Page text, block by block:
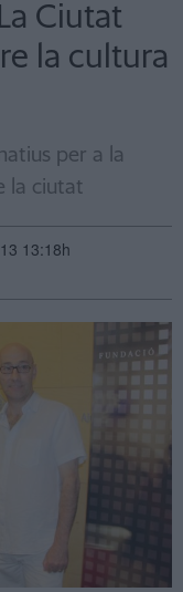
Ciutat
la cultura
per a la
la ciutat
13:18h